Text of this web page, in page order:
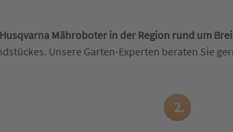
Mähroboter in der Region rund um
Unsere Garten-Experten beraten Sie
2.